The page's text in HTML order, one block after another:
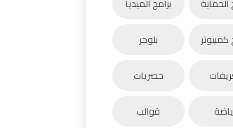
الحماية برامج الميديا
كمبيوتر بلوجر
حصريات
قوالب